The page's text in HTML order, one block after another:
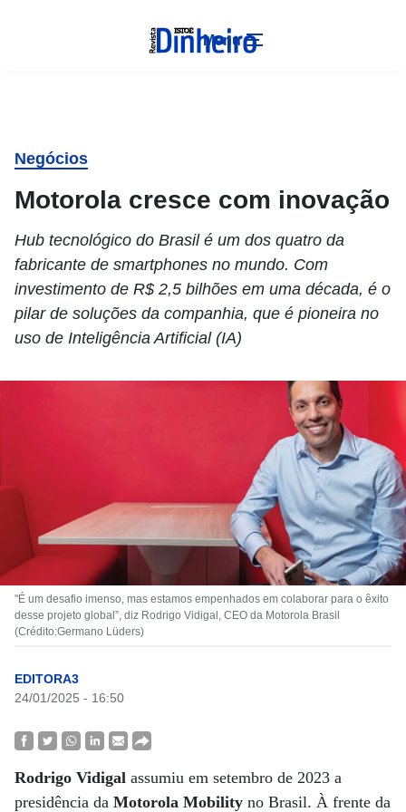
Menu
Negócios
Motorola cresce com inovação
Hub tecnológico do Brasil é um dos quatro da
fabricante de smartphones no mundo. Com
investimento de R$ 2,5 bilhões em uma década, é o
pilar de soluções da companhia, que é pioneira no
uso de Inteligência Artificial (IA)
"É um desafio imenso, mas estamos empenhados em colaborar para o êxito
desse projeto global”, diz Rodrigo Vidigal, CEO da Motorola Brasil
(Crédito:Germano Lüders)
EDITORA3
24/01/2025 - 16:50
Rodrigo Vidigal assumiu em setembro de 2023 a
presidência da Motorola Mobility no Brasil. À frente da